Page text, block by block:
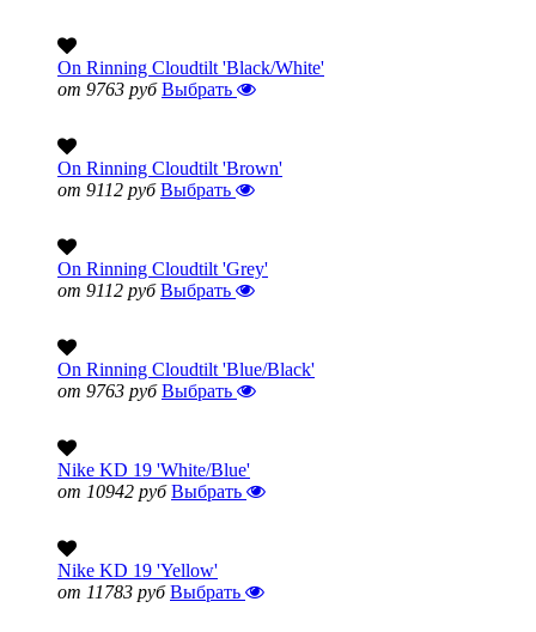
On Rinning Cloudtilt 'Black/White'
от 9763 руб Выбрать
On Rinning Cloudtilt 'Brown'
от 9112 руб Выбрать
On Rinning Cloudtilt 'Grey'
от 9112 руб Выбрать
On Rinning Cloudtilt 'Blue/Black'
от 9763 руб Выбрать
Nike KD 19 'White/Blue'
от 10942 руб Выбрать
Nike KD 19 'Yellow'
от 11783 руб Выбрать